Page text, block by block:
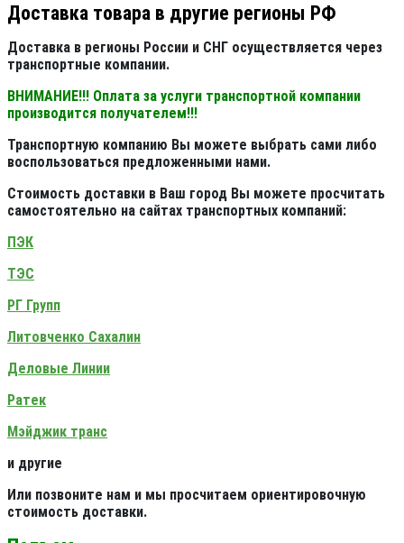
Доставка товара в другие регионы РФ
Доставка в регионы России и СНГ осуществляется через
транспортные компании.
ВНИМАНИЕ!!! Оплата за услуги транспортной компании
производится получателем!!!
Транспортную компанию Вы можете выбрать сами либо
воспользоваться предложенными нами.
Стоимость доставки в Ваш город Вы можете просчитать
самостоятельно на сайтах транспортных компаний:
ПЭК
ТЭС
РГ Групп
Литовченко Сахалин
Деловые Линии
Ратек
Мэйджик транс
и другие
Или позвоните нам и мы просчитаем ориентировочную
стоимость доставки.